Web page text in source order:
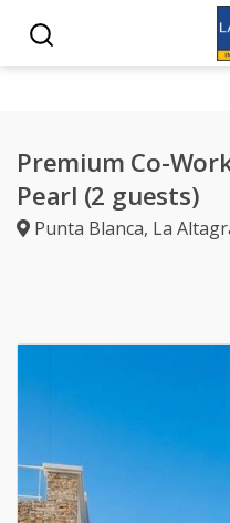
Premium Co-
Pearl (2 guests)
Punta Blanca, La